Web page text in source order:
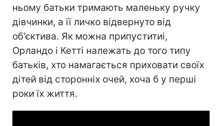
ньому батьки тримають маленьку ручку
дівчинки, а її личко відвернуто від
об'єктива. Як можна припуститиі,
Орландо і Кетті належать до того типу
батьків, хто намагається приховати своїх
дітей від сторонніх очей, хоча б у перші
роки їх життя.